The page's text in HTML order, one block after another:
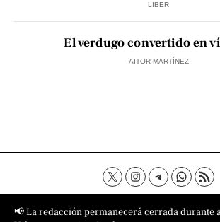
LIBER
El verdugo convertido en
AITOR MARTÍNEZ
Contacto Aviso Legal
Política
📢 La redacción permanecerá cerrada durante